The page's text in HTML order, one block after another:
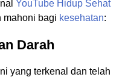
YouTube Hidup Sehat
bagi kesehatan:
Darah
yang terkenal dan telah